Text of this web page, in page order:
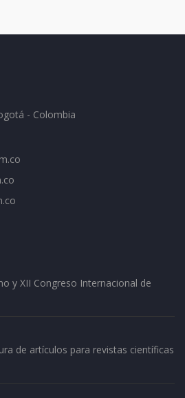
- Colombia
y XII Congreso Internacional de
de artículos para revistas científicas